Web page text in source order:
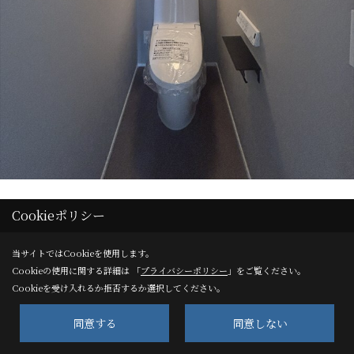
Cookieポリシー
当サイトではCookieを使用します。
Cookieの使用に関する詳細は 「プライバシーポリシー 」をご覧ください。
Cookieを受け入れるか拒否するか選択してください。
同意する 同意しない